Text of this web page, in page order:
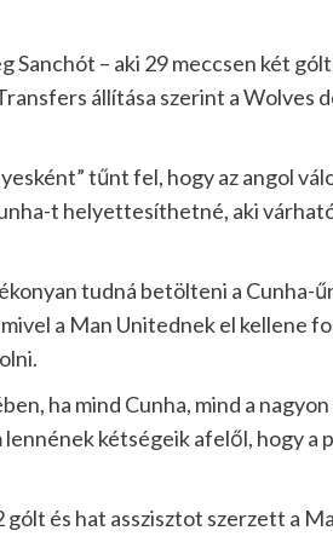
Sanchót – aki 29 meccsen két
állítása szerint a Wolves
tűnt fel, hogy az angol
t helyettesíthetné, aki
tudná betölteni a Cunha-
a Man Unitednek el kellene
ha mind Cunha, mind a
kétségeik afelől, hogy a
és hat asszisztot szerzett a